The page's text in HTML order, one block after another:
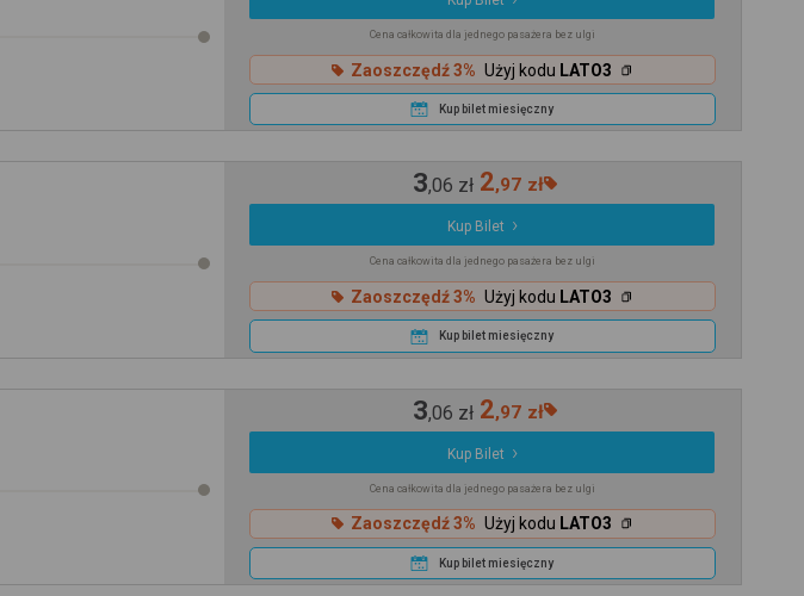
Cena całkowita dla jednego pasażera bez ulgi
Zaoszczędź 3% Użyj kodu LATO3
Kup bilet miesięczny
3,06 zł 2,97 zł
Kup Bilet
Cena całkowita dla jednego pasażera bez ulgi
Zaoszczędź 3% Użyj kodu LATO3
Kup bilet miesięczny
3,06 zł 2,97 zł
Kup Bilet
Cena całkowita dla jednego pasażera bez ulgi
Zaoszczędź 3% Użyj kodu LATO3
Kup bilet miesięczny